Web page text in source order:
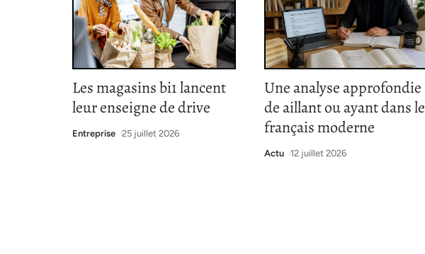
Les magasins bi1 lancent
leur enseigne de drive
Entreprise 25 juillet 2026
Une analyse approfondie
de aillant ou ayant dans le
français moderne
Actu 12 juillet 2026